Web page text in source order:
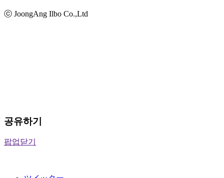
ⓒ JoongAng Ilbo Co.,Ltd
공유하기
팝업닫기